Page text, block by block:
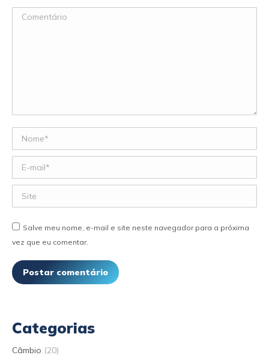
Comentário
Nome *
E-mail *
Site
Salve meu nome, e-mail e site neste navegador para a próxima
vez que eu comentar.
Postar comentário
Categorias
Câmbio (20)